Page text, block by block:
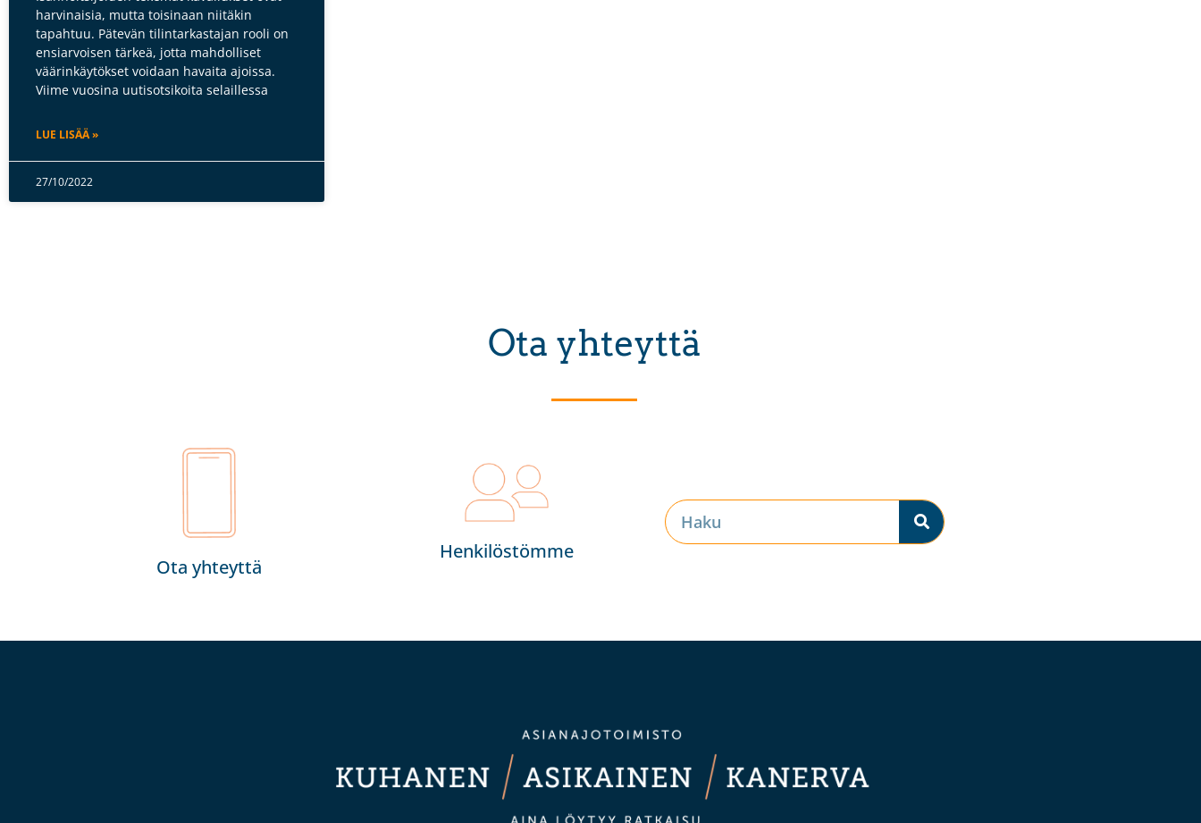
harvinaisia, mutta toisinaan niitäkin
tapahtuu. Pätevän tilintarkastajan rooli on
ensiarvoisen tärkeä, jotta mahdolliset
väärinkäytökset voidaan havaita ajoissa.
Viime vuosina uutisotsikoita selaillessa
LUE LISÄÄ »
27/10/2022
Ota yhteyttä
Ota yhteyttä
Henkilöstömme